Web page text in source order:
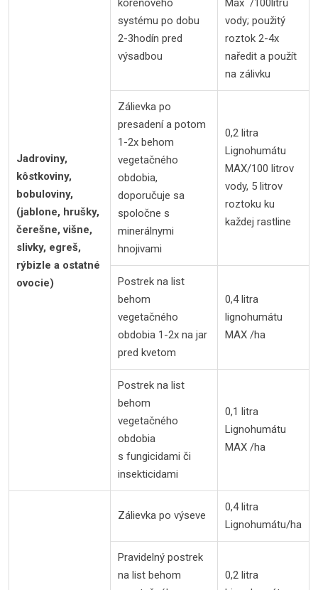
Jadroviny,
kôstkoviny,
bobuloviny,
(jablone, hrušky,
čerešne, višne,
slivky, egreš,
rýbizle a ostatné
ovocie)
koreňového
systému po dobu
2-3hodín pred
výsadbou
Max /100litrů
vody; použitý
roztok 2-4x
naředit a použít
na zálivku
Zálievka po
presadení a potom
1-2x behom
vegetačného
obdobia,
doporučuje sa
spoločne s
minerálnymi
hnojivami
0,2 litra
Lignohumátu
MAX/100 litrov
vody, 5 litrov
roztoku ku
každej rastline
Postrek na list
behom
vegetačného
obdobia 1-2x na jar
pred kvetom
0,4 litra
lignohumátu
MAX /ha
Postrek na list
behom
vegetačného
obdobia
s fungicidami či
insekticidami
0,1 litra
Lignohumátu
MAX /ha
Zálievka po výseve
0,4 litra
Lignohumátu/ha
Pravidelný postrek
na list behom
0,2 litra